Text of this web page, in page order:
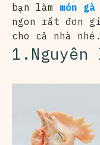
bạn làm món
ngon rất đơn
cho cả nhà nhé.